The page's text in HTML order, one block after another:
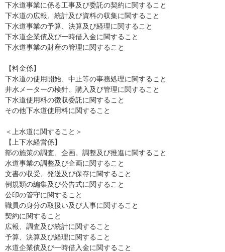
下水道事業に係る工事及び委託の契約に関すること
下水道の広報、統計及び資料の収集に関すること
下水道事業の予算、決算及び経理に関すること
下水道企業債及び一時借入金に関すること
下水道事業の財産の管理に関すること
【料金係】
下水道の使用開始、中止等の事務処理に関すること
井水メーターの検針、購入及び管理に関すること
下水道使用料の徴収委託に関すること
その他下水道使用料に関すること
＜上水道に関すること＞
【上下水経営係】
部の施策の調査、企画、調整及び推進に関すること
水道事業の調整及び企画に関すること
文書の収受、発送及び保存に関すること
例規類の編集及び公告式に関すること
公印の管守に関すること
職員の身分の取扱い及び人事に関すること
契約に関すること
広報、調査及び統計に関すること
予算、決算及び経理に関すること
水道企業債及び一時借入金に関すること